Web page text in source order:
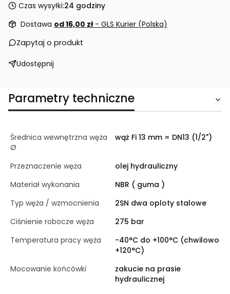
Czas wysyłki:24 godziny
Dostawa od 16,00 zł - GLS Kurier (Polska)
Zapytaj o produkt
Udostępnij
Parametry techniczne
Średnica wewnętrzna węża
Ø
wąż Fi 13 mm = DN13 (1/2")
Przeznaczenie węża
olej hydrauliczny
Materiał wykonania
NBR ( guma )
Typ węża / wzmocnienia
2SN dwa oploty stalowe
Ciśnienie robocze węża
275 bar
Temperatura pracy węża
-40°C do +100°C (chwilowo
+120°C)
Mocowanie końcówki
zakucie na prasie
hydraulicznej